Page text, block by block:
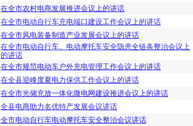
在全市农村电商发展推进会议上的讲话
在全市电动自行车充电端口建设工作会议上的讲话
在全市风电装备制造产业发展会议上的讲话
在全市电动自行车、电动摩托车安全隐患全链条整治会议上
的讲话
在全市规范电动车户外充电管理工作会议上的讲话
在全县迎峰度夏电力保供工作会议上的讲话
在全市光储充放一体化微电网建设推进会议上的讲话
全县电商助力名优特产发展会议讲话
全市电动自行车电动摩托车安全整治会议讲话